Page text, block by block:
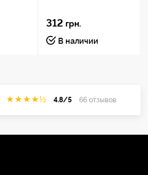
312 грн.
В наличии
★ ★ ★ ★½ 4.8/5 66 отзывов